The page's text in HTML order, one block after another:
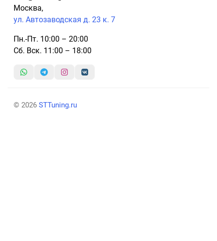
Москва,
ул. Автозаводская д. 23 к. 7
Пн.-Пт. 10:00 – 20:00
Сб. Вск. 11:00 – 18:00
© 2026 STTuning.ru